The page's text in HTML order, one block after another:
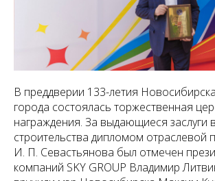
В преддверии 133-летия
города состоялась торжественная
награждения. За выдающиеся заслуги
строительства дипломом отраслевой
И. П. Севастьянова был отмечен
компаний SKY GROUP Владимир